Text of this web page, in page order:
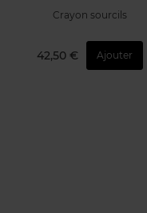
Crayon sourcils
42,50 € Ajouter